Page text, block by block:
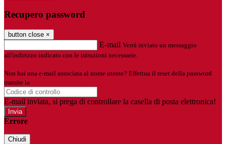
Recupero password
button close ×
E-mail Verrà inviato un messaggio
all'indirizzo indicato con le istruzioni necessarie.
Non hai una e-mail associata al nome utente? Effettua il reset della password
tramite la
E-mail inviata, si prega di controllare la casella di posta elettronica!
Errore
Chiudi